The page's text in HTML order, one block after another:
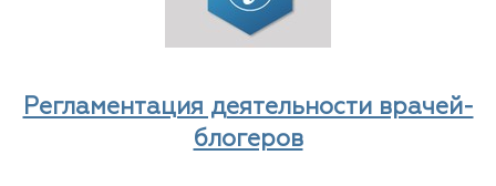
Регламентация деятельности врачей-
блогеров